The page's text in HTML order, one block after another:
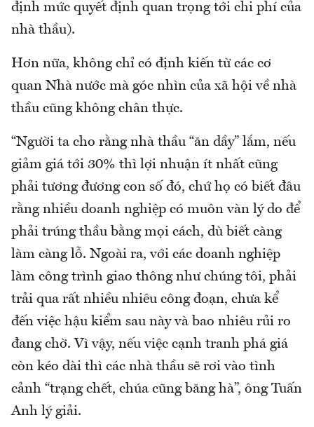
định mức quyết định quan trọng tới chi phí của
nhà thầu).
Hơn nữa, không chỉ có định kiến từ các cơ
quan Nhà nước mà góc nhìn của xã hội về nhà
thầu cũng không chân thực.
“Người ta cho rằng nhà thầu “ăn dầy” lắm, nếu
giảm giá tới 30% thì lợi nhuận ít nhất cũng
phải tương đương con số đó, chứ họ có biết đâu
rằng nhiều doanh nghiệp có muôn vàn lý do để
phải trúng thầu bằng mọi cách, dù biết càng
làm càng lỗ. Ngoài ra, với các doanh nghiệp
làm công trình giao thông như chúng tôi, phải
trải qua rất nhiều nhiêu công đoạn, chưa kể
đến việc hậu kiểm sau này và bao nhiêu rủi ro
đang chờ. Vì vậy, nếu việc cạnh tranh phá giá
còn kéo dài thì các nhà thầu sẽ rơi vào tình
cảnh “trạng chết, chúa cũng băng hà”, ông Tuấn
Anh lý giải.